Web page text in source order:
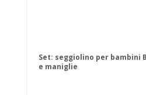
Set: seggiolino per bambini
e maniglie